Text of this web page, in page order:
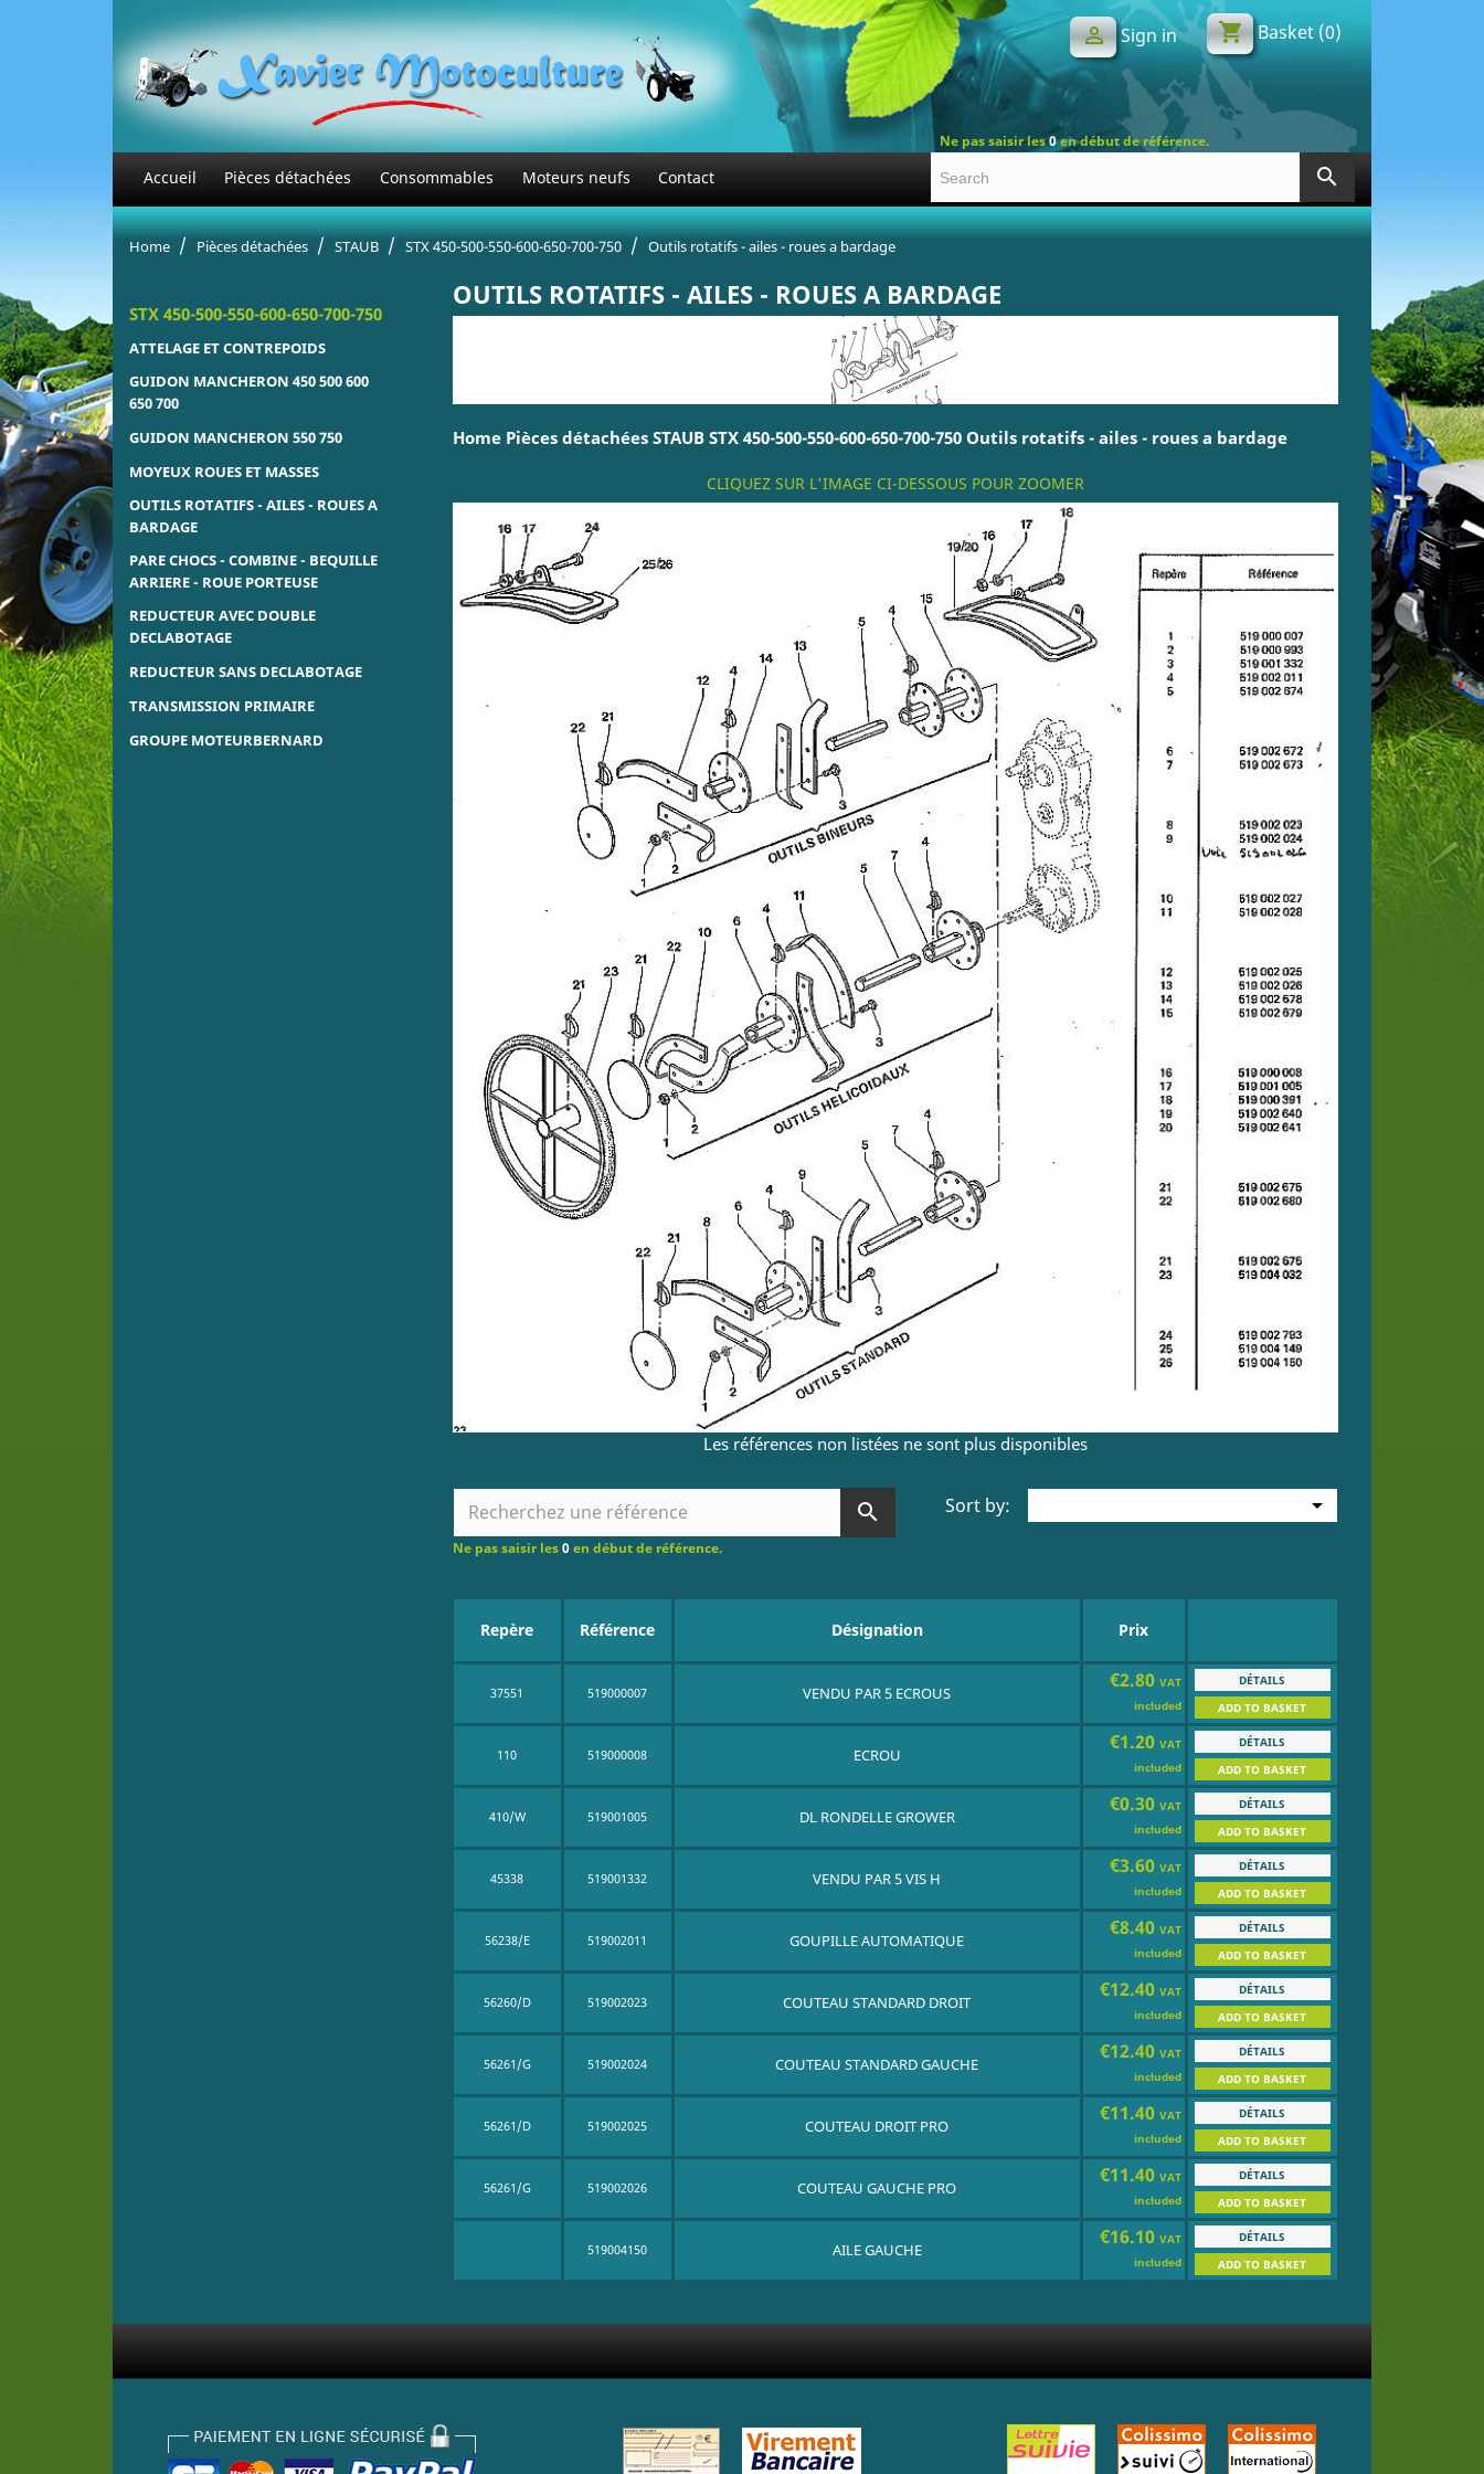
 Sign in shopping_cart Basket (0)
Accueil Pièces détachées Consommables Moteurs neufs Contact search
Ne pas saisir les0en début de référence.
Home Pièces détachées STAUB STX 450-500-550-600-650-700-750 Outils rotatifs - ailes - roues a bardage
STX 450-500-550-600-650-700-750
ATTELAGE ET CONTREPOIDS
GUIDON MANCHERON 450 500 600
650 700
GUIDON MANCHERON 550 750
MOYEUX ROUES ET MASSES
OUTILS ROTATIFS - AILES - ROUES A
BARDAGE
PARE CHOCS - COMBINE - BEQUILLE
ARRIERE - ROUE PORTEUSE
REDUCTEUR AVEC DOUBLE
DECLABOTAGE
REDUCTEUR SANS DECLABOTAGE
TRANSMISSION PRIMAIRE
GROUPE MOTEURBERNARD
OUTILS ROTATIFS - AILES - ROUES A BARDAGE
Home Pièces détachées STAUB STX 450-500-550-600-650-700-750 Outils rotatifs - ailes - roues a bardage
CLIQUEZ SUR L'IMAGE CI-DESSOUS POUR ZOOMER
Les références non listées ne sont plus disponibles
search
Ne pas saisir les0en début de référence.
Sort by: 
Repère Référence Désignation Prix
37551 519000007 VENDU PAR 5 ECROUS
€2.80 VAT
included
DÉTAILS
ADD TO BASKET
110 519000008 ECROU
€1.20 VAT
included
DÉTAILS
ADD TO BASKET
410/W 519001005 DL RONDELLE GROWER
€0.30 VAT
included
DÉTAILS
ADD TO BASKET
45338 519001332 VENDU PAR 5 VIS H
€3.60 VAT
included
DÉTAILS
ADD TO BASKET
56238/E 519002011 GOUPILLE AUTOMATIQUE
€8.40 VAT
included
DÉTAILS
ADD TO BASKET
56260/D 519002023 COUTEAU STANDARD DROIT
€12.40 VAT
included
DÉTAILS
ADD TO BASKET
56261/G 519002024 COUTEAU STANDARD GAUCHE
€12.40 VAT
included
DÉTAILS
ADD TO BASKET
56261/D 519002025 COUTEAU DROIT PRO
€11.40 VAT
included
DÉTAILS
ADD TO BASKET
56261/G 519002026 COUTEAU GAUCHE PRO
€11.40 VAT
included
DÉTAILS
ADD TO BASKET
519004150 AILE GAUCHE
€16.10 VAT
included
DÉTAILS
ADD TO BASKET